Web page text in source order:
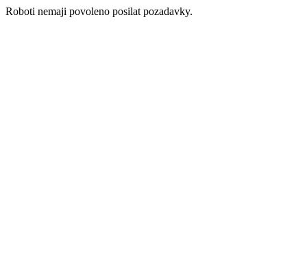
Roboti nemaji povoleno posilat pozadavky.